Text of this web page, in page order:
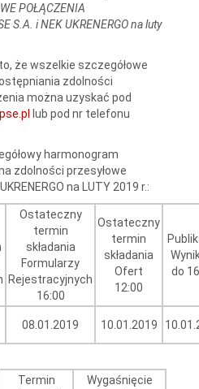
POŁĄCZENIA
S.A. i NEK UKRENERGO na luty
że wszelkie szczegółowe
zdolności
można uzyskać pod
lub pod nr telefonu
harmonogram
zdolności przesyłowe
na LUTY 2019 r.:
Ostateczny
termin
składania
Formularzy
Rejestracyjnych
16:00
Ostateczny
termin
składania
Ofert
12:00
do
08.01.2019 10.01.2019
Termin
Wygaśnięcie